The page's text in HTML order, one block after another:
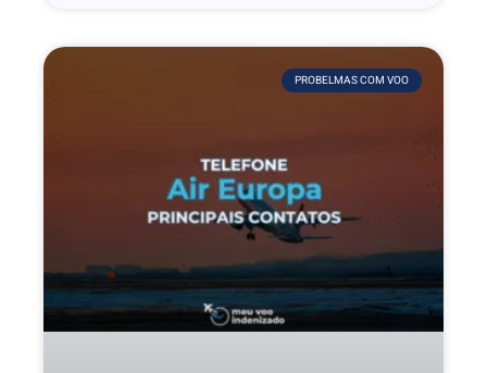
PROBELMAS COM VOO